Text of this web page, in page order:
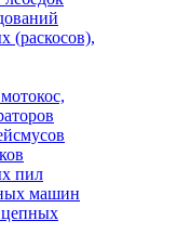
(раскосов),
пил
машин
цепных